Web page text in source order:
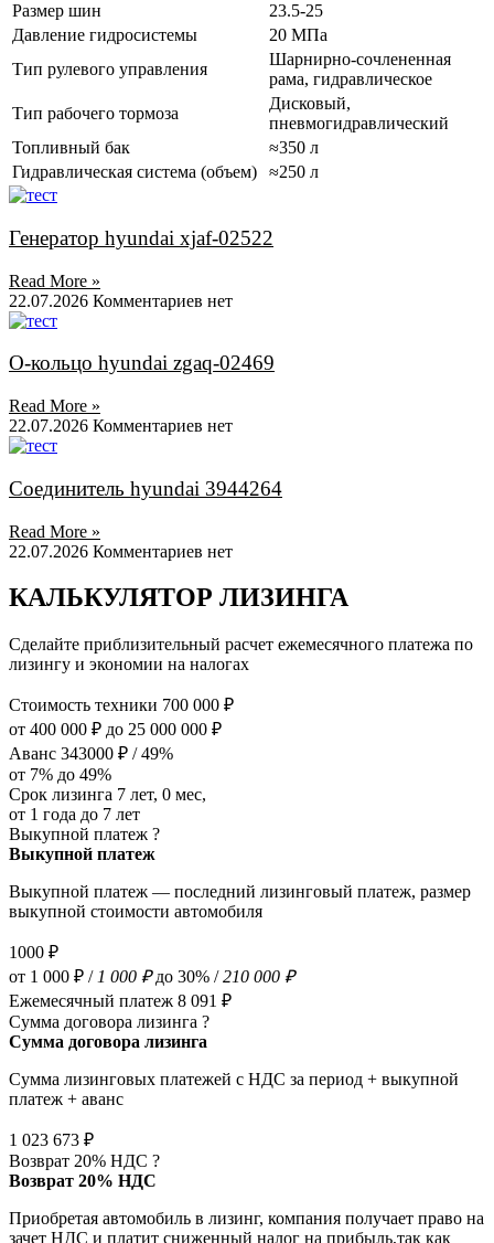
Размер шин
23.5-25
Давление гидросистемы
20 МПа
Тип рулевого управления
Шарнирно-сочлененная
рама, гидравлическое
Тип рабочего тормоза
Дисковый,
пневмогидравлический
Топливный бак
≈350 л
Гидравлическая система (объем)
≈250 л
Генератор hyundai xjaf-02522
Read More »
22.07.2026 Комментариев нет
О-кольцо hyundai zgaq-02469
Read More »
22.07.2026 Комментариев нет
Соединитель hyundai 3944264
Read More »
22.07.2026 Комментариев нет
КАЛЬКУЛЯТОР ЛИЗИНГА
Сделайте приблизительный расчет ежемесячного платежа по
лизингу и экономии на налогах
Стоимость техники 700 000 ₽
от 400 000 ₽ до 25 000 000 ₽
Аванс 343000 ₽ / 49%
от 7% до 49%
Срок лизинга 7 лет, 0 мес,
от 1 года до 7 лет
Выкупной платеж ?
Выкупной платеж
Выкупной платеж — последний лизинговый платеж, размер
выкупной стоимости автомобиля
1000 ₽
от 1 000 ₽ / 1 000 ₽ до 30% /210 000 ₽
Ежемесячный платеж 8 091 ₽
Сумма договора лизинга ?
Сумма договора лизинга
Сумма лизинговых платежей с НДС за период + выкупной
платеж + аванс
1 023 673 ₽
Возврат 20% НДС ?
Возврат 20% НДС
Приобретая автомобиль в лизинг, компания получает право на
зачет НДС и платит сниженный налог на прибыль,так как